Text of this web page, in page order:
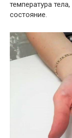
температура
состояние.